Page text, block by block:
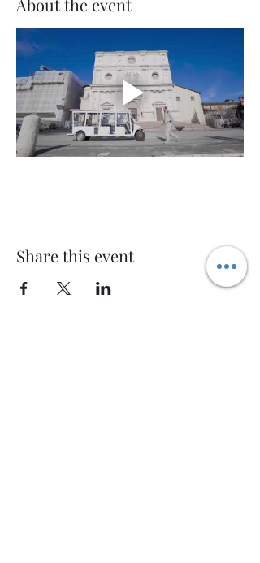
About the event
Share this event